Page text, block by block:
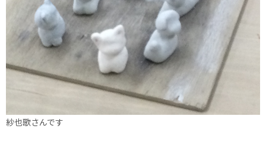
紗也歌さんです